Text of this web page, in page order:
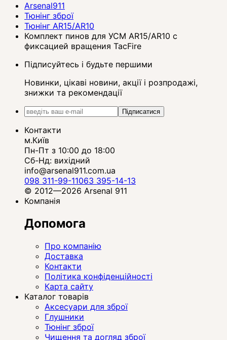
Arsenal911
Тюнінг зброї
Тюнінг AR15/AR10
Комплект пинов для УСМ AR15/AR10 с
фиксацией вращения TacFire
Підписуйтесь і будьте першими
Новинки, цікаві новини, акції і розпродажі,
знижки та рекомендації
Підписатися
Контакти
м.Київ
Пн-Пт з 10:00 до 18:00
Сб-Нд: вихідний
info@arsenal911.com.ua
098 311-99-11063 395-14-13
© 2012—2026 Arsenal 911
Компанія
Допомога
Про компанію
Доставка
Контакти
Політика конфіденційності
Карта сайту
Каталог товарів
Аксесуари для зброї
Глушники
Тюнінг зброї
Чищення та догляд зброї